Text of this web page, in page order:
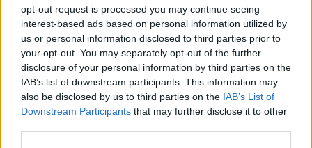
opt-out request is processed you may continue seeing
interest-based ads based on personal information utilized by
us or personal information disclosed to third parties prior to
your opt-out. You may separately opt-out of the further
disclosure of your personal information by third parties on the
IAB’s list of downstream participants. This information may
also be disclosed by us to third parties on the IAB’s List of
Downstream Participants that may further disclose it to other
6 agosto 1945: il bombardamento atomico di
Hiroshima e Nagasaki
Beatrice Bonaventura · 6 Ago 2026
LIFESTYLE